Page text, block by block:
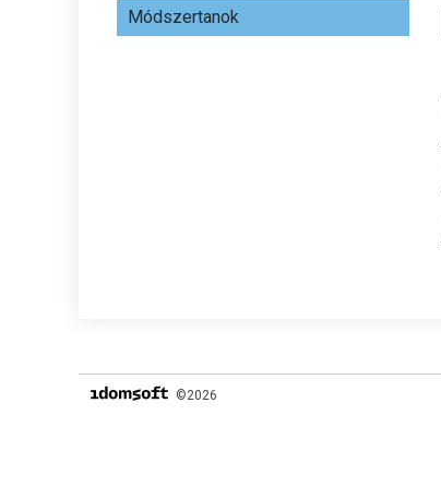
Módszertanok
©2026